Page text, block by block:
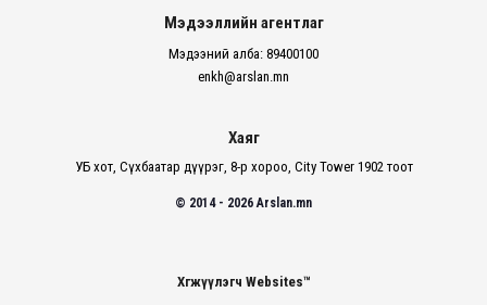
Мэдээллийн агентлаг
Мэдээний алба: 89400100
enkh@arslan.mn
Хаяг
УБ хот, Сүхбаатар дүүрэг, 8-р хороо, City Tower 1902 тоот
© 2014 - 2026 Arslan.mn
Хөгжүүлэгч Websites™